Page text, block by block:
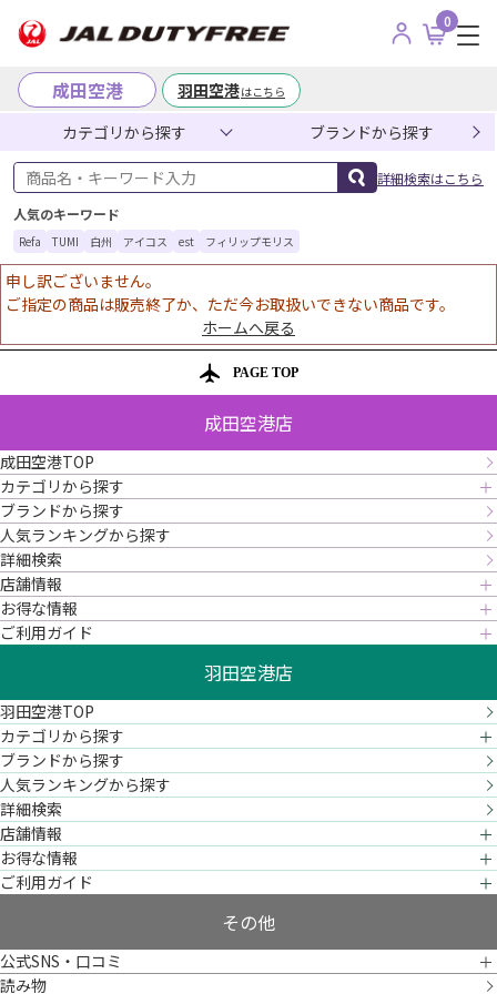
0
成田空港 羽田空港はこちら
カテゴリから探す ブランドから探す
商品名・キーワード入力
詳細検索はこちら
人気のキーワード
Refa TUMI 白州 アイコス est フィリップモリス
申し訳ございません。
ご指定の商品は販売終了か、ただ今お取扱いできない商品です。
ホームへ戻る
PAGE TOP
成田空港店
成田空港TOP
カテゴリから探す
ブランドから探す
人気ランキングから探す
詳細検索
店舗情報
お得な情報
ご利用ガイド
羽田空港店
羽田空港TOP
カテゴリから探す
ブランドから探す
人気ランキングから探す
詳細検索
店舗情報
お得な情報
ご利用ガイド
その他
公式SNS・口コミ
読み物